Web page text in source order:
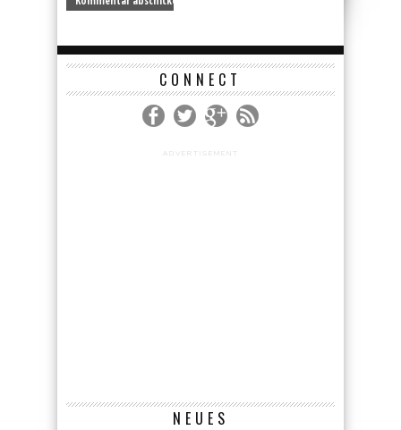
CONNECT
ADVERTISEMENT
NEUES